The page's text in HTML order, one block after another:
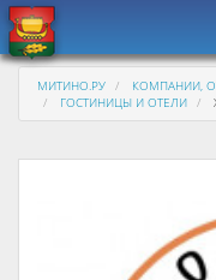
МИТИНО.РУ КОМПАНИИ,
ГОСТИНИЦЫ И ОТЕЛИ